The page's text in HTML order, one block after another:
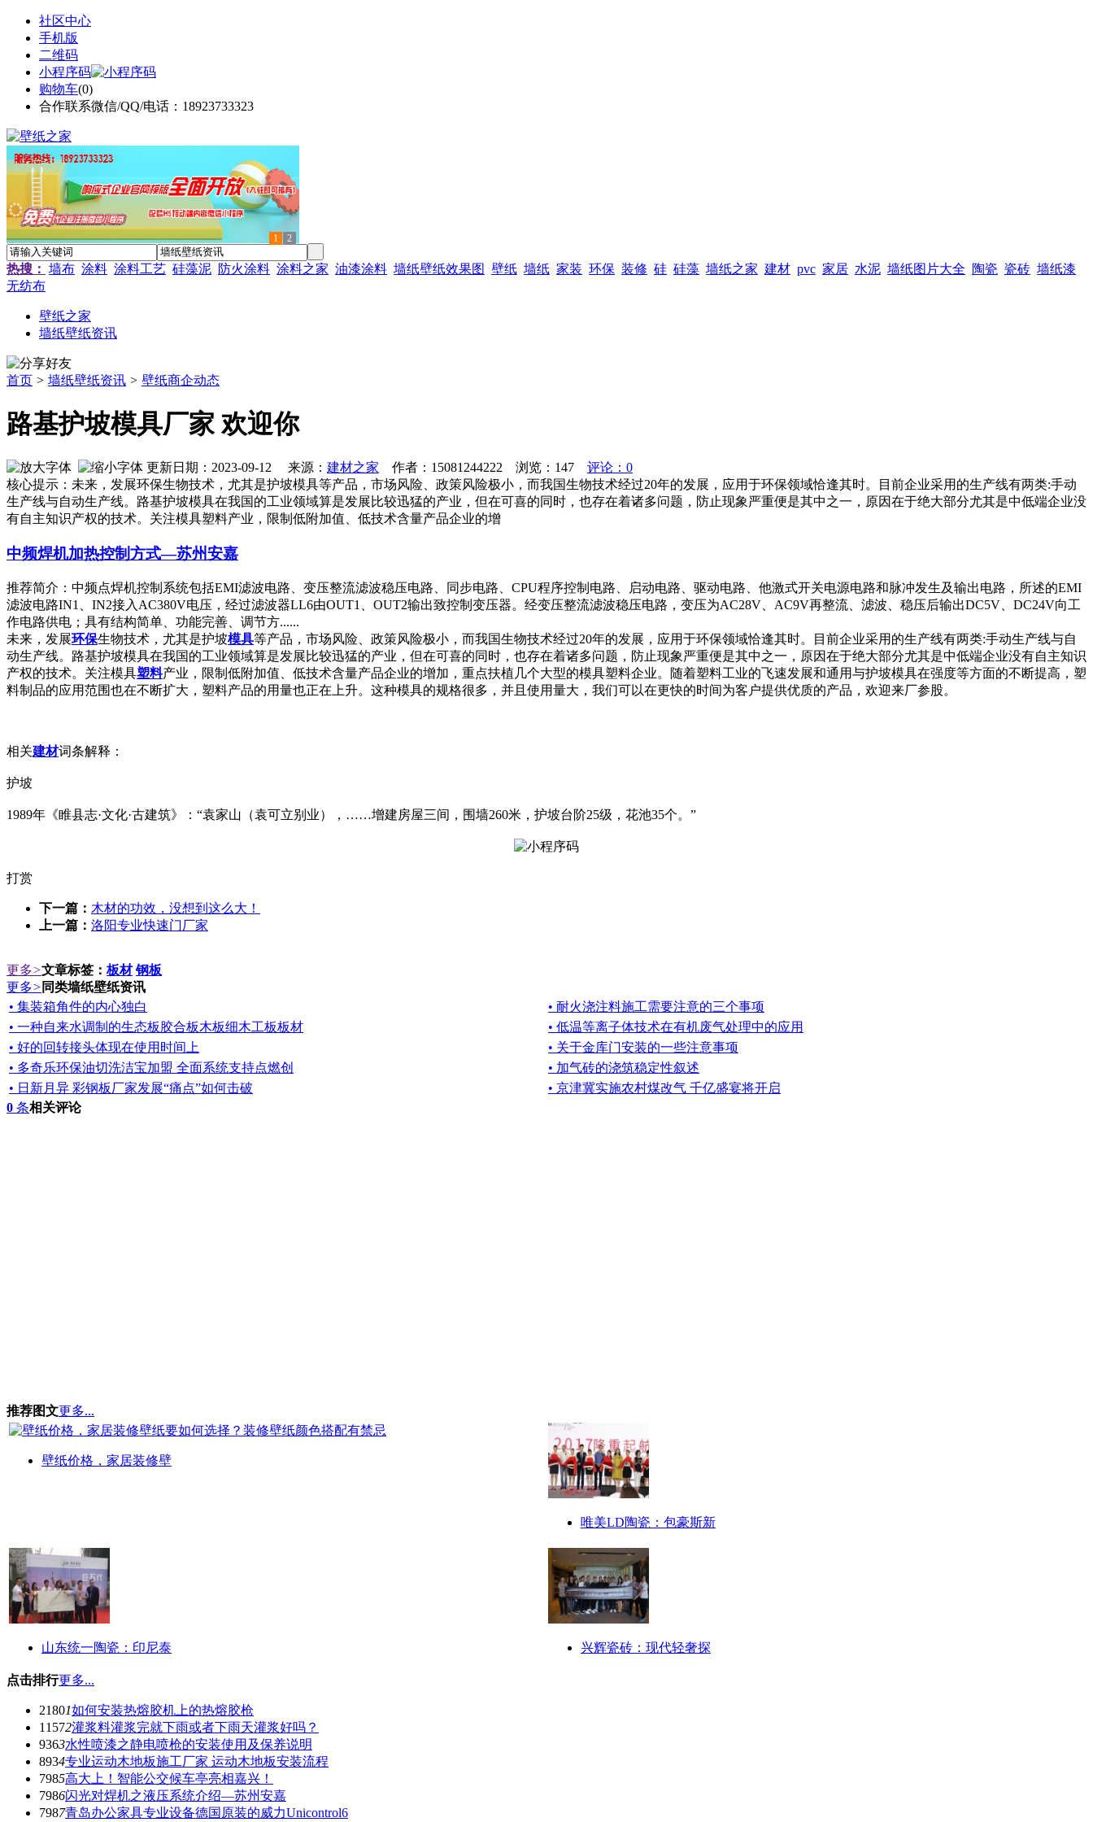
社区中心
手机版
二维码
小程序码
购物车(0)
合作联系微信/QQ/电话：18923733323
1 2
热搜： 墙布 涂料 涂料工艺 硅藻泥 防火涂料 涂料之家 油漆涂料 墙纸壁纸效果图 壁纸 墙纸 家装 环保 装修 硅 硅藻 墙纸之家 建材 pvc 家居 水泥 墙纸图片大全 陶瓷 瓷砖 墙纸漆
无纺布
壁纸之家
墙纸壁纸资讯
首页 > 墙纸壁纸资讯 > 壁纸商企动态
路基护坡模具厂家 欢迎你
更新日期：2023-09-12 来源： 建材之家 作者：15081244222 浏览： 147
评论：0
核心提示：未来，发展环保生物技术，尤其是护坡模具等产品，市场风险、政策风险极小，而我国生物技术经过20年的发展，应用于环保领域恰逢其时。目前企业采用的生产线有两类:手动
生产线与自动生产线。路基护坡模具在我国的工业领域算是发展比较迅猛的产业，但在可喜的同时，也存在着诸多问题，防止现象严重便是其中之一，原因在于绝大部分尤其是中低端企业没
有自主知识产权的技术。关注模具塑料产业，限制低附加值、低技术含量产品企业的增
中频焊机加热控制方式—苏州安嘉
推荐简介：中频点焊机控制系统包括EMI滤波电路、变压整流滤波稳压电路、同步电路、CPU程序控制电路、启动电路、驱动电路、他激式开关电源电路和脉冲发生及输出电路，所述的EMI
滤波电路IN1、IN2接入AC380V电压，经过滤波器LL6由OUT1、OUT2输出致控制变压器。经变压整流滤波稳压电路，变压为AC28V、AC9V再整流、滤波、稳压后输出DC5V、DC24V向工
作电路供电；具有结构简单、功能完善、调节方......
未来，发展环保生物技术，尤其是护坡模具等产品，市场风险、政策风险极小，而我国生物技术经过20年的发展，应用于环保领域恰逢其时。目前企业采用的生产线有两类:手动生产线与自
动生产线。路基护坡模具在我国的工业领域算是发展比较迅猛的产业，但在可喜的同时，也存在着诸多问题，防止现象严重便是其中之一，原因在于绝大部分尤其是中低端企业没有自主知识
产权的技术。关注模具塑料产业，限制低附加值、低技术含量产品企业的增加，重点扶植几个大型的模具塑料企业。随着塑料工业的飞速发展和通用与护坡模具在强度等方面的不断提高，塑
料制品的应用范围也在不断扩大，塑料产品的用量也正在上升。这种模具的规格很多，并且使用量大，我们可以在更快的时间为客户提供优质的产品，欢迎来厂参股。
相关建材词条解释：
护坡
1989年《睢县志·文化·古建筑》：“袁家山（袁可立别业），……增建房屋三间，围墙260米，护坡台阶25级，花池35个。”
打赏
下一篇： 木材的功效，没想到这么大！
上一篇： 洛阳专业快速门厂家
更多>文章标签： 板材 钢板
更多> 同类墙纸壁纸资讯
• 集装箱角件的内心独白
• 耐火浇注料施工需要注意的三个事项
• 一种自来水调制的生态板胶合板木板细木工板板材
• 低温等离子体技术在有机废气处理中的应用
• 好的回转接头体现在使用时间上
• 关于金库门安装的一些注意事项
• 多奇乐环保油切洗洁宝加盟 全面系统支持点燃创
• 加气砖的浇筑稳定性叙述
• 日新月异 彩钢板厂家发展“痛点”如何击破
• 京津冀实施农村煤改气 千亿盛宴将开启
0 条相关评论
推荐图文更多...
壁纸价格，家居装修壁
唯美LD陶瓷：包豪斯新
山东统一陶瓷：印尼泰 兴辉瓷砖：现代轻奢探
点击排行更多...
21801如何安装热熔胶机上的热熔胶枪
11572灌浆料灌浆完就下雨或者下雨天灌浆好吗？
9363水性喷漆之静电喷枪的安装使用及保养说明
8934专业运动木地板施工厂家 运动木地板安装流程
7985高大上！智能公交候车亭亮相嘉兴！
7986闪光对焊机之液压系统介绍—苏州安嘉
7987青岛办公家具专业设备德国原装的威力Unicontrol6